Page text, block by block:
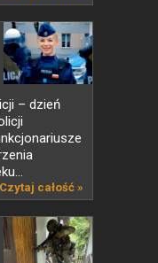
– dzień
Czytaj całość »